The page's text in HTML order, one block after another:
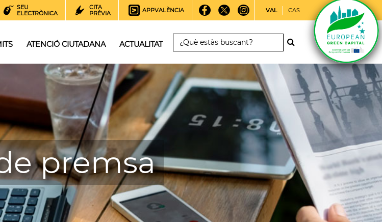
SEU
ELECTRÒNICA
CITA
PRÈVIA
APPVALÈNCIA VAL CAS
ATENCIÓ CIUTADANA ACTUALITAT
premsa